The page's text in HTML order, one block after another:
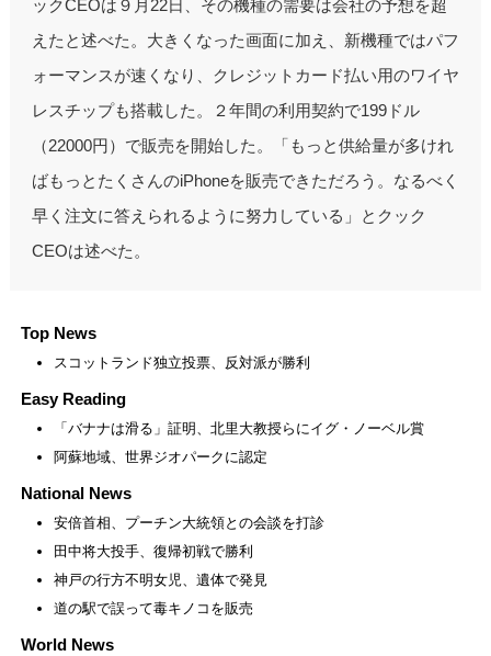
ックCEOは９月22日、その機種の需要は会社の予想を超
えたと述べた。大きくなった画面に加え、新機種ではパフ
ォーマンスが速くなり、クレジットカード払い用のワイヤ
レスチップも搭載した。２年間の利用契約で199ドル
（22000円）で販売を開始した。「もっと供給量が多けれ
ばもっとたくさんのiPhoneを販売できただろう。なるべく
早く注文に答えられるように努力している」とクック
CEOは述べた。
Top News
スコットランド独立投票、反対派が勝利
Easy Reading
「バナナは滑る」証明、北里大教授らにイグ・ノーベル賞
阿蘇地域、世界ジオパークに認定
National News
安倍首相、プーチン大統領との会談を打診
田中将大投手、復帰初戦で勝利
神戸の行方不明女児、遺体で発見
道の駅で誤って毒キノコを販売
World News